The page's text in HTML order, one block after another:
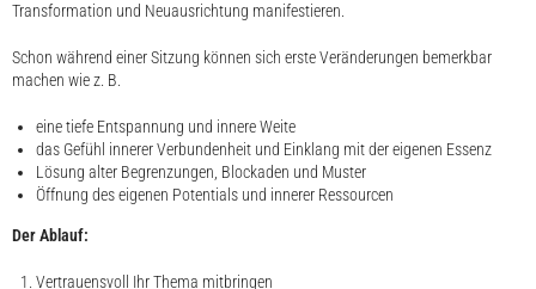
Transformation und Neuausrichtung manifestieren.
Schon während einer Sitzung können sich erste Veränderungen bemerkbar
machen wie z. B.
eine tiefe Entspannung und innere Weite
das Gefühl innerer Verbundenheit und Einklang mit der eigenen Essenz
Lösung alter Begrenzungen, Blockaden und Muster
Öffnung des eigenen Potentials und innerer Ressourcen
Der Ablauf:
Vertrauensvoll Ihr Thema mitbringen